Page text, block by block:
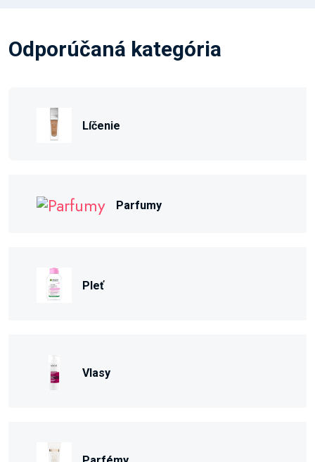
Odporúčaná kategória
Líčenie
Parfumy
Pleť
Vlasy